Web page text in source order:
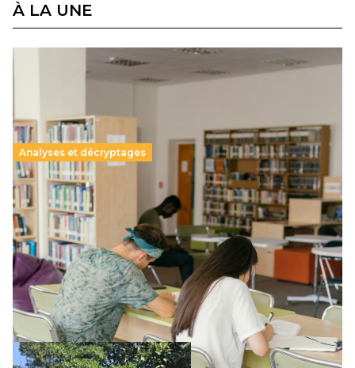
À LA UNE
Analyses et décryptages
Supérieur privé : une dérive qui met à mal la
promesse républicaine
11 juillet 2026-
Le projet de loi sur la régulation de l’enseignement
supérieur privé met en lumière l’amplification d’un système
qui relègue l’acte pédagogique au superfétatoire, voire à…
Lire la suite →